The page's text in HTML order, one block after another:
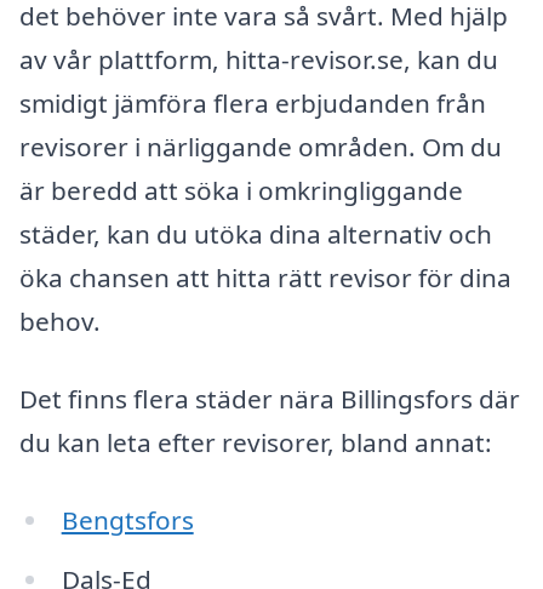
det behöver inte vara så svårt. Med hjälp
av vår plattform, hitta-revisor.se, kan du
smidigt jämföra flera erbjudanden från
revisorer i närliggande områden. Om du
är beredd att söka i omkringliggande
städer, kan du utöka dina alternativ och
öka chansen att hitta rätt revisor för dina
behov.
Det finns flera städer nära Billingsfors där
du kan leta efter revisorer, bland annat:
Bengtsfors
Dals-Ed